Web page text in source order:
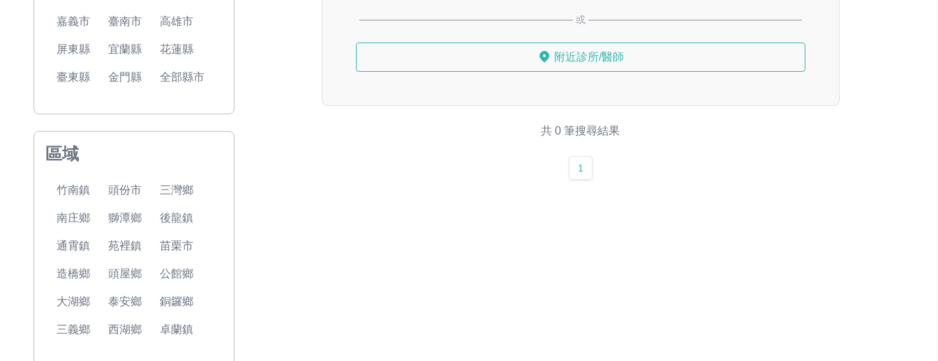
嘉義市 臺南市 高雄市
屏東縣 宜蘭縣 花蓮縣
臺東縣 金門縣 全部縣市
區域
竹南鎮 頭份市 三灣鄉
南庄鄉 獅潭鄉 後龍鎮
通霄鎮 苑裡鎮 苗栗市
造橋鄉 頭屋鄉 公館鄉
大湖鄉 泰安鄉 銅鑼鄉
三義鄉 西湖鄉 卓蘭鎮
或
附近診所/醫師
共 0 筆搜尋結果
1